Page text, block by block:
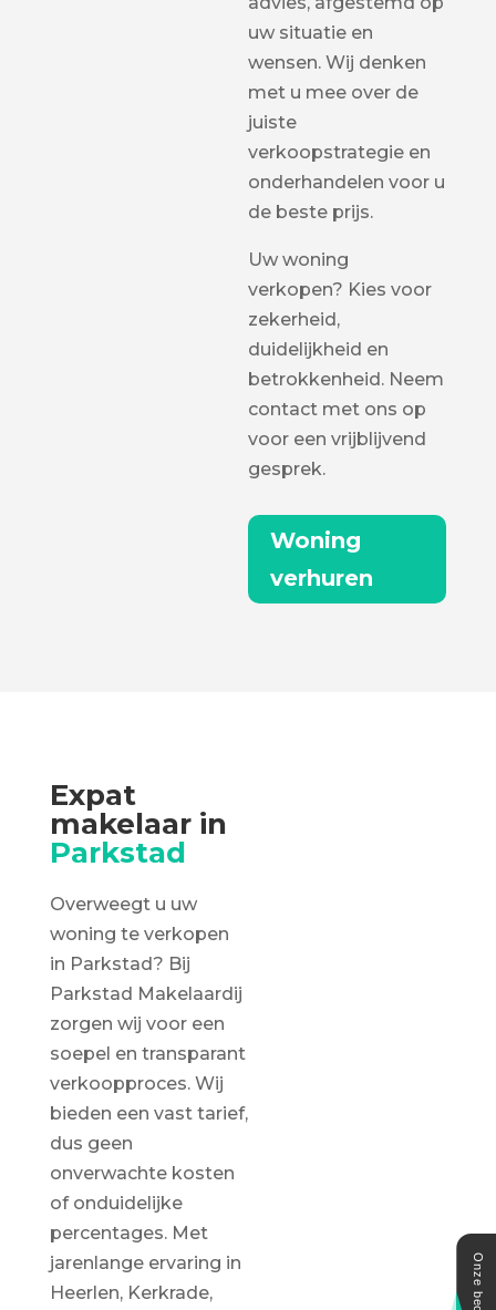
uw situatie en
wensen. Wij denken
met u mee over de
juiste
verkoopstrategie en
onderhandelen voor u
de beste prijs.
Uw woning
verkopen? Kies voor
zekerheid,
duidelijkheid en
betrokkenheid. Neem
contact met ons op
voor een vrijblijvend
gesprek.
Woning
verhuren
Expat
makelaar in
Parkstad
Overweegt u uw
woning te verkopen
in Parkstad? Bij
Parkstad Makelaardij
zorgen wij voor een
soepel en transparant
verkoopproces. Wij
bieden een vast tarief,
dus geen
onverwachte kosten
of onduidelijke
percentages. Met
jarenlange ervaring in
Heerlen, Kerkrade,